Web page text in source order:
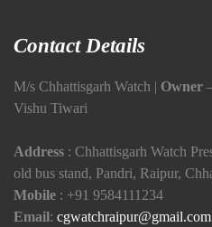
Contact Details
M/s Chhattisgarh Watch | Owner
Vishu Tiwari
Address : Chhattisgarh Watch
old bus stand, Pandri, Raipur,
Mobile : +91 9584111234
Email: cgwatchraipur@gmail.com